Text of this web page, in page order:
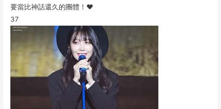
要當比神話還久的團體！♥️
37